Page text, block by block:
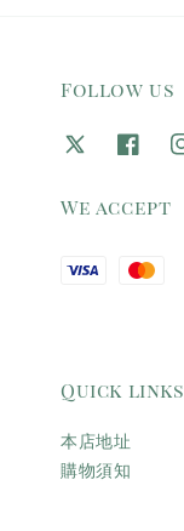
Follow us
We accept
Quick links
本店地址
購物須知